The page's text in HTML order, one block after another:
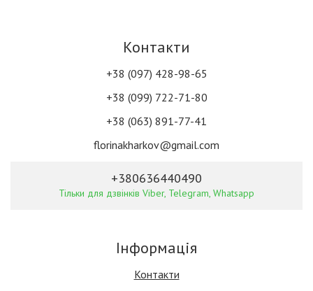
Контакти
+38 (097) 428-98-65
+38 (099) 722-71-80
+38 (063) 891-77-41
florinakharkov@gmail.com
+380636440490
Тільки для дзвінків Viber, Telegram, Whatsapp
Інформація
Контакти